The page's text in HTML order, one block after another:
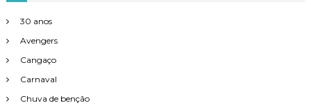
30 anos
Avengers
Cangaço
Carnaval
Chuva de benção